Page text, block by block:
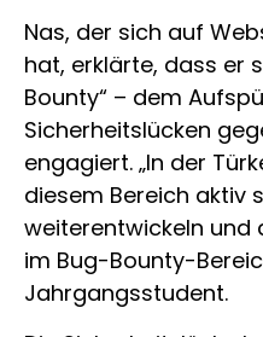
Nas, der sich auf
hat, erklärte, dass er
Bounty“ – dem
Sicherheitslücken
engagiert. „In der
diesem Bereich aktiv
weiterentwickeln und
im Bug-Bounty-
Jahrgangsstudent.